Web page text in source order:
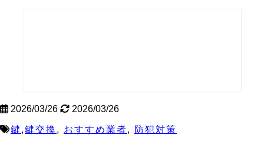
2026/03/26 2026/03/26
鍵 ,鍵交換 , おすすめ業者, 防犯対策